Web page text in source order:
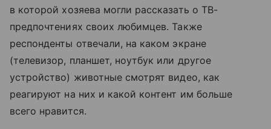
в которой хозяева могли рассказать о ТВ-
предпочтениях своих любимцев. Также
респонденты отвечали, на каком экране
(телевизор, планшет, ноутбук или другое
устройство) животные смотрят видео, как
реагируют на них и какой контент им больше
всего нравится.